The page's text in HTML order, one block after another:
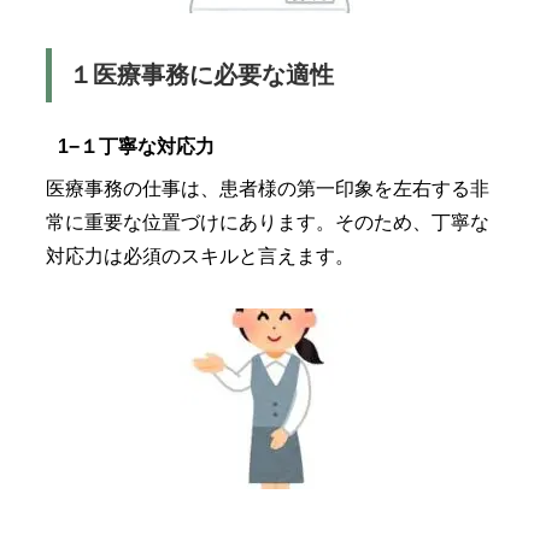
１医療事務に必要な適性
1−１丁寧な対応力
医療事務の仕事は、患者様の第一印象を左右する非
常に重要な位置づけにあります。そのため、丁寧な
対応力は必須のスキルと言えます。